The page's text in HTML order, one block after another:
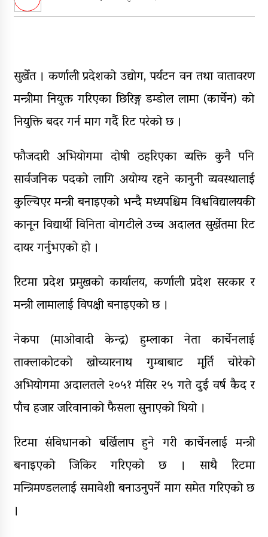
डिभिजन सर्लाहीका प्रमुख र अधिकृत
पक्राउ
घरमाथिबाट पहिरो खसेपछि १३ घरधुरी
स्थानान्तरण
पाँच लाख घुससहित कर अधिकृत
सुर्खेत । कर्णाली प्रदेशको उद्योग, पर्यटन वन तथा वातावरण
मन्त्रीमा नियुक्त गरिएका छिरिङ्ग डम्डोल लामा (कार्चेन) को
नियुक्ति बदर गर्न माग गर्दै रिट परेको छ ।
फौजदारी अभियोगमा दोषी ठहरिएका व्यक्ति कुनै पनि
सार्वजनिक पदको लागि अयोग्य रहने कानुनी व्यवस्थालाई
कुल्चिएर मन्त्री बनाइएको भन्दै मध्यपश्चिम विश्वविद्यालयकी
कानून विद्यार्थी विनिता वोगटीले उच्च अदालत सुर्खेतमा रिट
दायर गर्नुभएको हो ।
रिटमा प्रदेश प्रमुखको कार्यालय, कर्णाली प्रदेश सरकार र
मन्त्री लामालाई विपक्षी बनाइएको छ ।
नेकपा (माओवादी केन्द्र) हुम्लाका नेता कार्चेनलाई
ताक्लाकोटको खोच्यारनाथ गुम्बाबाट मूर्ति चोरेको
अभियोगमा अदालतले २०५१ मंसिर २५ गते दुई वर्ष कैद र
पाँच हजार जरिवानाको फैसला सुनाएको थियो ।
रिटमा संविधानको बर्खिलाप हुने गरी कार्चेनलाई मन्त्री
बनाइएको जिकिर गरिएको छ । साथै रिटमा
मन्त्रिमण्डललाई समावेशी बनाउनुपर्ने माग समेत गरिएको छ
।